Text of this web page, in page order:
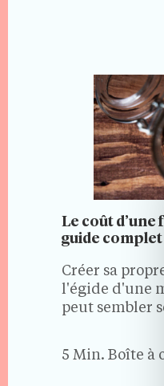
Le coût d’une
guide complet
Créer sa
l'égide d'une
peut sembler
avez accès à
commercial
conseils du
5 Min. Boîte à